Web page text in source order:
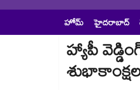
హోమ్ హైదరాబాద్
హ్యాపీ